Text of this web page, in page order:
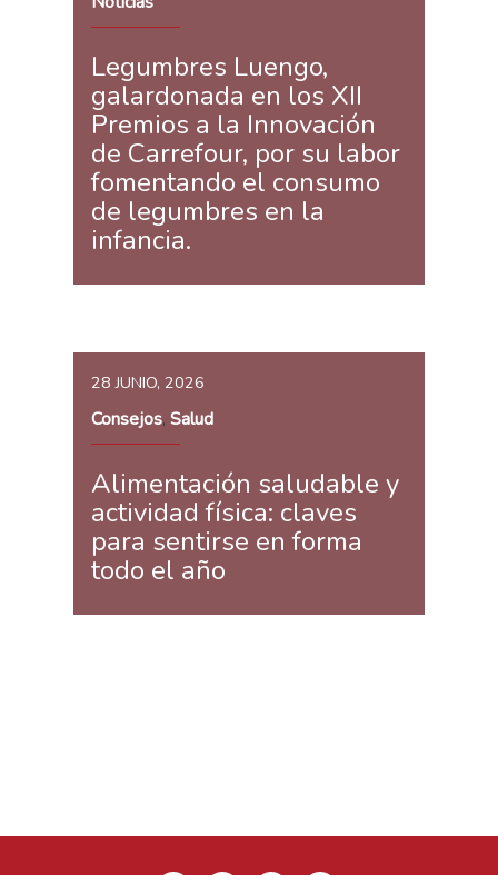
Legumbres Luengo,
galardonada en los XII
Premios a la Innovación
de Carrefour, por su labor
fomentando el consumo
de legumbres en la
infancia.
28 JUNIO, 2026
Consejos, Salud
Alimentación saludable y
actividad física: claves
para sentirse en forma
todo el año